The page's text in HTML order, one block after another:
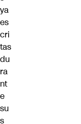
ya
es
cri
tas
du
ra
nt
e
su
s